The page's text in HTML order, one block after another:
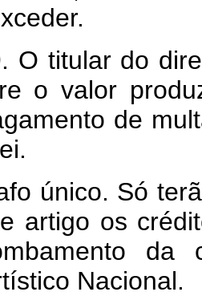
O titular do
o valor
de
único. Só
artigo os
da
Nacional.